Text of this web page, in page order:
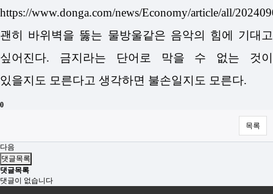
https://www.donga.com/news/Economy/article/all/
괜히 바위벽을 뚫는 물방울같은 음악의 힘에 기대고
싶어진다. 금지라는 단어로 막을 수 없는 것이
있을지도 모른다고 생각하면 불손일지도 모른다.
0
목록
다음
댓글목록
댓글목록
댓글이 없습니다